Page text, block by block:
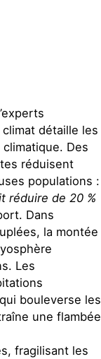
détaille les
Des
réduisent
populations :
réduire de 20 %
Dans
la montée
Les
bouleverse les
une flambée
fragilisant les